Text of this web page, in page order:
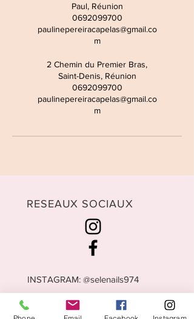
Paul, Réunion
0692099700
paulinepereiracapelas@gmail.co
m
2 Chemin du Premier Bras,
Saint-Denis, Réunion
0692099700
paulinepereiracapelas@gmail.co
m
RESEAUX SOCIAUX
INSTAGRAM: @selenails974
FACEBOOK: Sélé'nails Prothésiste